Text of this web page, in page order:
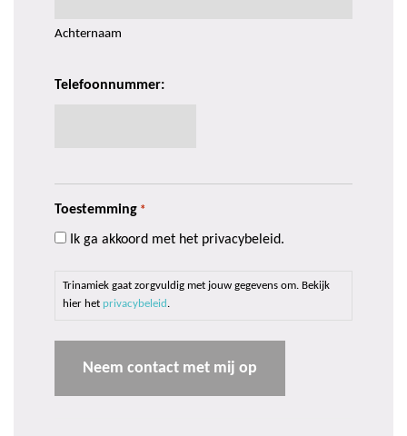
Achternaam
Telefoonnummer:
Toestemming *
Ik ga akkoord met het privacybeleid.
Trinamiek gaat zorgvuldig met jouw gegevens om. Bekijk
hier het privacybeleid .